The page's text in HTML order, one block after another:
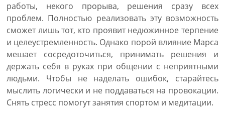
работы, некого прорыва, решения сразу всех
проблем. Полностью реализовать эту возможность
сможет лишь тот, кто проявит недюжинное терпение
и целеустремленность. Однако порой влияние Марса
мешает сосредоточиться, принимать решения и
держать себя в руках при общении с неприятными
людьми. Чтобы не наделать ошибок, старайтесь
мыслить логически и не поддаваться на провокации.
Снять стресс помогут занятия спортом и медитации.